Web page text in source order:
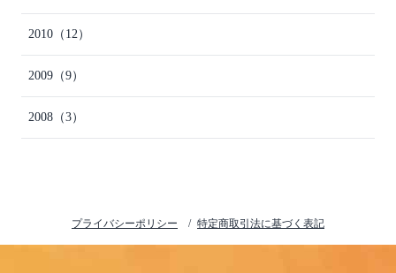
2010 （12）
2009 （9）
2008 （3）
プライバシーポリシー 特定商取引法に基づく表記